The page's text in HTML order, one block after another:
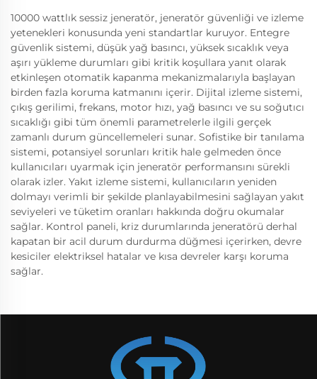
10000 wattlık sessiz jeneratör, jeneratör güvenliği ve izleme
yetenekleri konusunda yeni standartlar kuruyor. Entegre
güvenlik sistemi, düşük yağ basıncı, yüksek sıcaklık veya
aşırı yükleme durumları gibi kritik koşullara yanıt olarak
etkinleşen otomatik kapanma mekanizmalarıyla başlayan
birden fazla koruma katmanını içerir. Dijital izleme sistemi,
çıkış gerilimi, frekans, motor hızı, yağ basıncı ve su soğutıcı
sıcaklığı gibi tüm önemli parametrelerle ilgili gerçek
zamanlı durum güncellemeleri sunar. Sofistike bir tanılama
sistemi, potansiyel sorunları kritik hale gelmeden önce
kullanıcıları uyarmak için jeneratör performansını sürekli
olarak izler. Yakıt izleme sistemi, kullanıcıların yeniden
dolmayı verimli bir şekilde planlayabilmesini sağlayan yakıt
seviyeleri ve tüketim oranları hakkında doğru okumalar
sağlar. Kontrol paneli, kriz durumlarında jeneratörü derhal
kapatan bir acil durum durdurma düğmesi içerirken, devre
kesiciler elektriksel hatalar ve kısa devreler karşı koruma
sağlar.